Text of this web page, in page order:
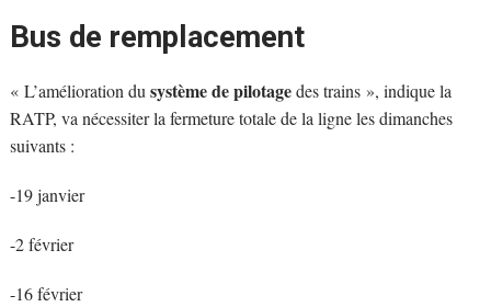
Bus de remplacement
« L’amélioration du système de pilotagedes trains », indique la
RATP, va nécessiter la fermeture totale de la ligne les dimanches
suivants :
-19 janvier
-2 février
-16 février